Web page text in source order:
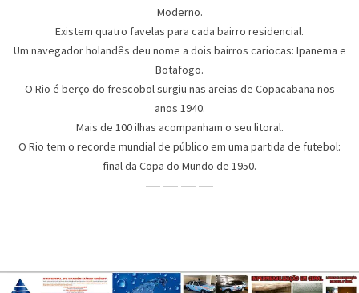
Moderno.
Existem quatro favelas para cada bairro residencial.
Um navegador holandês deu nome a dois bairros cariocas: Ipanema e
Botafogo.
O Rio é berço do frescobol surgiu nas areias de Copacabana nos
anos 1940.
Mais de 100 ilhas acompanham o seu litoral.
O Rio tem o recorde mundial de público em uma partida de futebol:
final da Copa do Mundo de 1950.